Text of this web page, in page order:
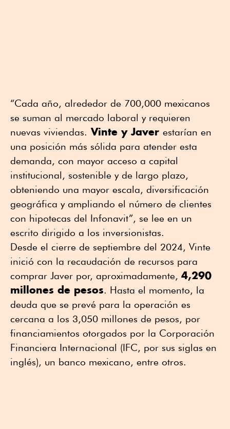
“Cada año, alrededor de 700,000 mexicanos
se suman al mercado laboral y requieren
nuevas viviendas. Vinte y Javer estarían en
una posición más sólida para atender esta
demanda, con mayor acceso a capital
institucional, sostenible y de largo plazo,
obteniendo una mayor escala, diversificación
geográfica y ampliando el número de clientes
con hipotecas del Infonavit”, se lee en un
escrito dirigido a los inversionistas.
Desde el cierre de septiembre del 2024, Vinte
inició con la recaudación de recursos para
comprar Javer por, aproximadamente, 4,290
millones de pesos. Hasta el momento, la
deuda que se prevé para la operación es
cercana a los 3,050 millones de pesos, por
financiamientos otorgados por la Corporación
Financiera Internacional (IFC, por sus siglas en
inglés), un banco mexicano, entre otros.